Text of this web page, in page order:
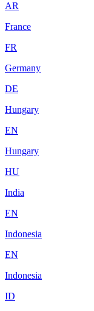
AR
France
FR
Germany
DE
Hungary
EN
Hungary
HU
India
EN
Indonesia
EN
Indonesia
ID